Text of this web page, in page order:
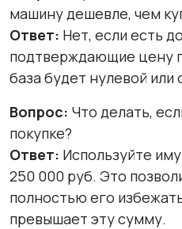
машину дешевле, чем
Ответ: Нет, если есть
подтверждающие цену
база будет нулевой или
Вопрос: Что делать,
покупке?
Ответ: Используйте
250 000 руб. Это
полностью его
превышает эту сумму.